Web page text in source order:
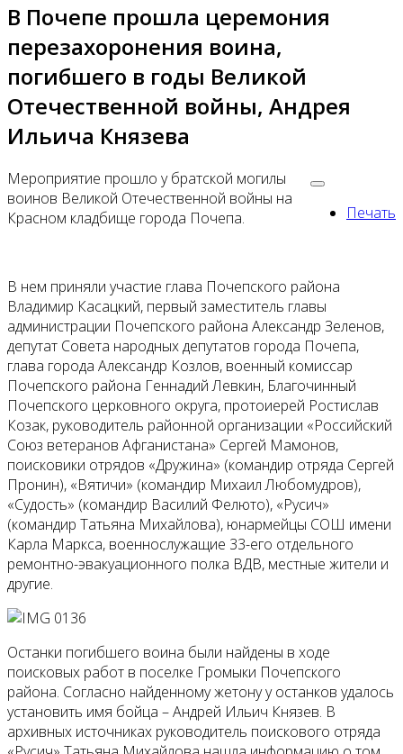
В Почепе прошла церемония
перезахоронения воина,
погибшего в годы Великой
Отечественной войны, Андрея
Ильича Князева
Печать
Мероприятие прошло у братской могилы
воинов Великой Отечественной войны на
Красном кладбище города Почепа.
В нем приняли участие глава Почепского района
Владимир Касацкий, первый заместитель главы
администрации Почепского района Александр Зеленов,
депутат Совета народных депутатов города Почепа,
глава города Александр Козлов, военный комиссар
Почепского района Геннадий Левкин, Благочинный
Почепского церковного округа, протоиерей Ростислав
Козак, руководитель районной организации «Российский
Союз ветеранов Афганистана» Сергей Мамонов,
поисковики отрядов «Дружина» (командир отряда Сергей
Пронин), «Вятичи» (командир Михаил Любомудров),
«Судость» (командир Василий Фелюто), «Русич»
(командир Татьяна Михайлова), юнармейцы СОШ имени
Карла Маркса, военнослужащие 33-его отдельного
ремонтно-эвакуационного полка ВДВ, местные жители и
другие.
Останки погибшего воина были найдены в ходе
поисковых работ в поселке Громыки Почепского
района. Согласно найденному жетону у останков удалось
установить имя бойца – Андрей Ильич Князев. В
архивных источниках руководитель поискового отряда